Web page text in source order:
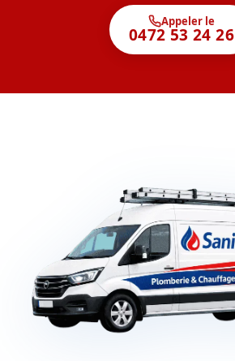
Appeler le
0472 53 24 26